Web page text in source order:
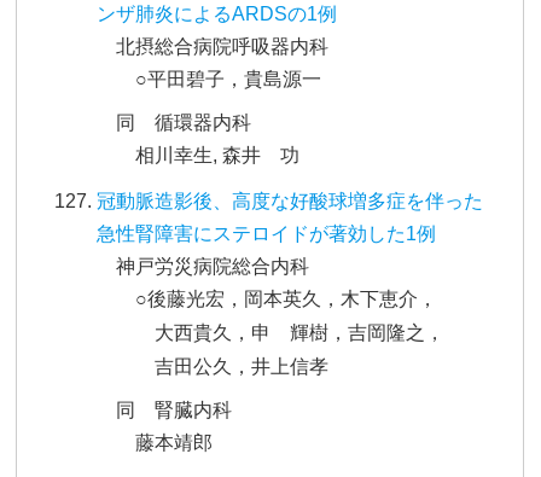
ンザ肺炎によるARDSの1例
北摂総合病院呼吸器内科
○平田碧子，貴島源一
同 循環器内科
相川幸生, 森井 功
冠動脈造影後、高度な好酸球増多症を伴った
急性腎障害にステロイドが著効した1例
神戸労災病院総合内科
○後藤光宏，岡本英久，木下恵介，
大西貴久，申 輝樹，吉岡隆之，
吉田公久，井上信孝
同 腎臓内科
藤本靖郎